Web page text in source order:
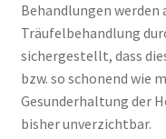
Behandlungen werden
Träufelbehandlung
sichergestellt, dass
bzw. so schonend wie
Gesunderhaltung der
bisher unverzichtbar.